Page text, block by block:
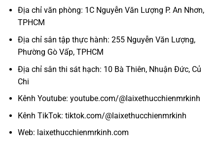
Địa chỉ văn phòng: 1C Nguyễn Văn Lượng P. An Nhơn,
TPHCM
Địa chỉ sân tập thực hành: 255 Nguyễn Văn Lượng,
Phường Gò Vấp, TPHCM
Địa chỉ sân thi sát hạch: 10 Bà Thiên, Nhuận Đức, Củ
Chi
Kênh Youtube: youtube.com/@laixethucchienmrkinh
Kênh TikTok: tiktok.com/@laixethucchienmrkinh
Web: laixethucchienmrkinh.com